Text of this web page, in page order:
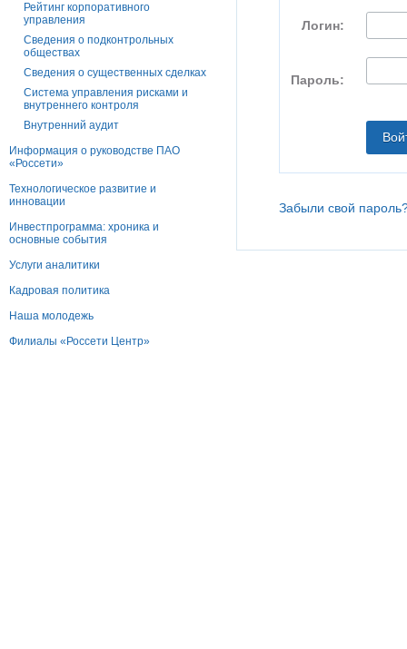
Рейтинг корпоративного
управления
Сведения о подконтрольных
обществах
Сведения о существенных сделках
Система управления рисками и
внутреннего контроля
Внутренний аудит
Информация о руководстве ПАО
«Россети»
Технологическое развитие и
инновации
Инвестпрограмма: хроника и
основные события
Услуги аналитики
Кадровая политика
Наша молодежь
Филиалы «Россети Центр»
Логин:
Пароль:
Забыли свой